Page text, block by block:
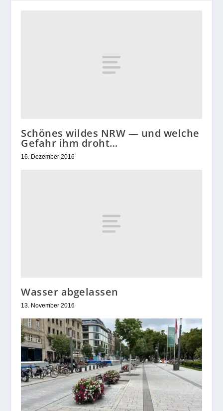
Schönes wildes NRW — und welche
Gefahr ihm droht…
16. Dezember 2016
Wasser abgelassen
13. November 2016